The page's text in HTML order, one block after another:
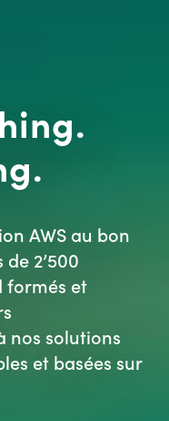
AWS au bon
2’500
formés et
nos solutions
et basées sur